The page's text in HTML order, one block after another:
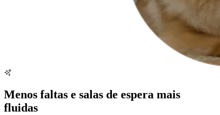
Menos faltas e salas de espera mais
fluidas